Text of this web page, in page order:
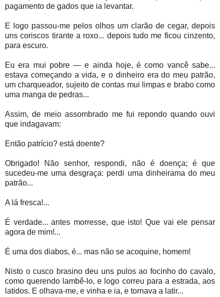
pagamento de gados que ia levantar.
E logo passou-me pelos olhos um clarão de cegar, depois
uns coriscos tirante a roxo... depois tudo me ficou cinzento,
para escuro.
Eu era mui pobre — e ainda hoje, é como vancê sabe...
estava começando a vida, e o dinheiro era do meu patrão,
um charqueador, sujeito de contas mui limpas e brabo como
uma manga de pedras...
Assim, de meio assombrado me fui repondo quando ouvi
que indagavam:
Então patrício? está doente?
Obrigado! Não senhor, respondi, não é doença; é que
sucedeu-me uma desgraça: perdi uma dinheirama do meu
patrão...
A lá fresca!...
É verdade... antes morresse, que isto! Que vai ele pensar
agora de mim!...
É uma dos diabos, é... mas não se acoquine, homem!
Nisto o cusco brasino deu uns pulos ao focinho do cavalo,
como querendo lambê-lo, e logo correu para a estrada, aos
latidos. E olhava-me, e vinha e ia, e tornava a latir...